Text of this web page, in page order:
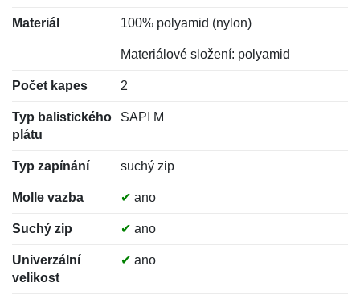
Materiál 100% polyamid (nylon)
Materiálové složení: polyamid
Počet kapes 2
Typ balistického
plátu
SAPI M
Typ zapínání suchý zip
Molle vazba ✔ ano
Suchý zip ✔ ano
Univerzální
velikost
✔ ano